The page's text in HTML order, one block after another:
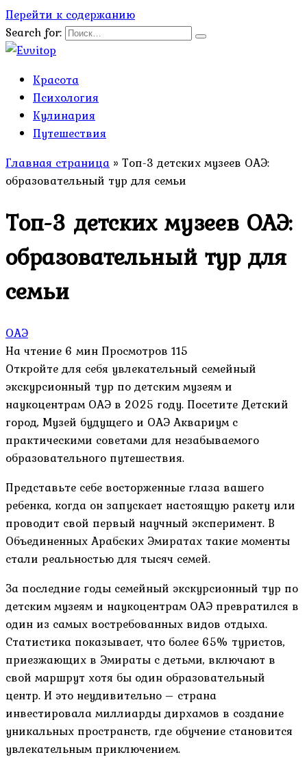
Перейти к содержанию
Search for:
Красота
Психология
Кулинария
Путешествия
Главная страница » Топ-3 детских музеев ОАЭ:
образовательный тур для семьи
Топ-3 детских музеев ОАЭ:
образовательный тур для
семьи
ОАЭ
На чтение 6 мин Просмотров 115
Откройте для себя увлекательный семейный
экскурсионный тур по детским музеям и
наукоцентрам ОАЭ в 2025 году. Посетите Детский
город, Музей будущего и ОАЭ Аквариум с
практическими советами для незабываемого
образовательного путешествия.
Представьте себе восторженные глаза вашего
ребенка, когда он запускает настоящую ракету или
проводит свой первый научный эксперимент. В
Объединенных Арабских Эмиратах такие моменты
стали реальностью для тысяч семей.
За последние годы семейный экскурсионный тур по
детским музеям и наукоцентрам ОАЭ превратился в
один из самых востребованных видов отдыха.
Статистика показывает, что более 65% туристов,
приезжающих в Эмираты с детьми, включают в
свой маршрут хотя бы один образовательный
центр. И это неудивительно – страна
инвестировала миллиарды дирхамов в создание
уникальных пространств, где обучение становится
увлекательным приключением.